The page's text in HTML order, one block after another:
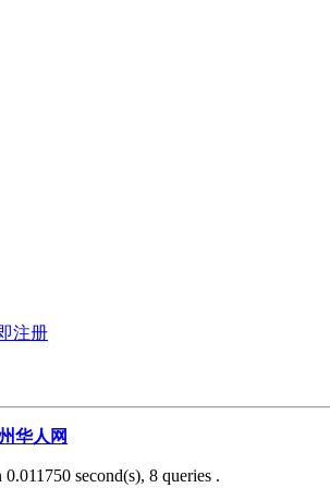
注册
华人网
0.011750 second(s), 8 queries .